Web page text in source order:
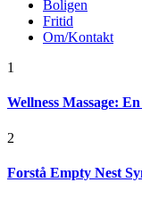
Boligen
Fritid
Om/Kontakt
1
Wellness Massage:
2
Forstå Empty Nest